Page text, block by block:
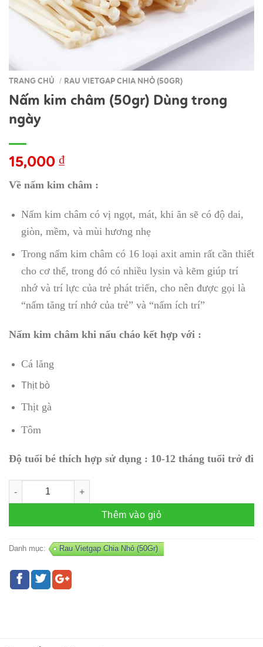
TRANG CHỦ / RAU VIETGAP CHIA NHỎ (50GR)
Nấm kim châm (50gr) Dùng trong
ngày
15,000 ₫
Về nấm kim châm :
Nấm kim châm có vị ngọt, mát, khi ăn sẽ có độ dai,
giòn, mềm, và mùi hương nhẹ
Trong nấm kim châm có 16 loại axit amin rất cần thiết
cho cơ thể, trong đó có nhiều lysin và kẽm giúp trí
nhớ và trí lực của trẻ phát triển, cho nên được gọi là
“nấm tăng trí nhớ của trẻ” và “nấm ích trí”
Nấm kim châm khi nấu cháo kết hợp với :
Cá lăng
Thịt bò
Thịt gà
Tôm
Độ tuổi bé thích hợp sử dụng : 10-12 tháng tuổi trở đi
Nấm kim châm (50gr) Dùng trong ngày số lượng
Thêm vào giỏ
Danh mục: Rau Vietgap Chia Nhỏ (50Gr)